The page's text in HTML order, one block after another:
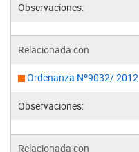
Observaciones:
Relacionada con
Ordenanza Nº9032/ 2012
Observaciones:
Relacionada con